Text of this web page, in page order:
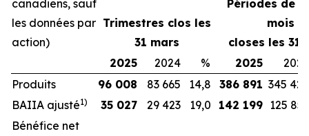
canadiens, sauf
les données par
action)
Trimestres clos les
31 mars
Périodes de
mois
closes les 31
2025
2024 % 2025
2024
Produits
96 008 83 665 14,8 386 891 345 428
BAIIA ajusté1) 35 027 29 423 19,0 142 199 125 855
Bénéfice net